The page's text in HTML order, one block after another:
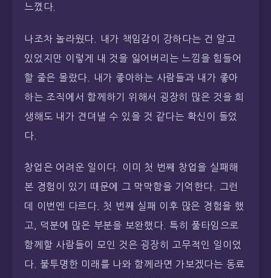
느꼈다.
나조차 놀라웠다. 내가 책임감이 강하다는 건 알고
있었지만 이렇게 내 것을 잃어버리는 느낌을 힘들어
할 줄은 몰랐다. 내가 좋아하는 사람들과 내가 좋아
하는 조직에서 함께하기 위해서 굉장히 많은 것을 희
생해도 내가 견뎌낼 수 있을 것 같다는 확신이 들었
다.
창업은 어려운 일이다. 이미 첫 번째 창업을 실패해
본 경험이 있기 때문에 그 막막함을 기억한다. 그런
데 이번엔 다르다. 첫 번째 실패 이후 많은 경험을 했
고, 덕분에 많은 부분을 보완했다. 특히 풀타임으로
함께할 사람들이 모인 것은 굉장히 고무적인 일이었
다. 불투명한 미래를 나와 함께라면 가보겠다는 동료